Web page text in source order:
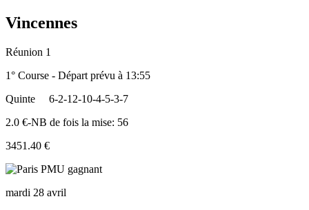
Vincennes
Réunion 1
1° Course - Départ prévu à 13:55
Quinte
6-2-12-10-4-5-3-7
2.0 €-NB de fois la mise: 56
3451.40 €
mardi 28 avril